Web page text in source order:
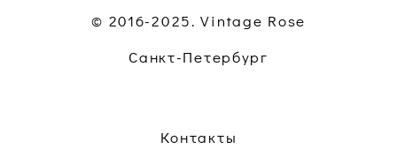
© 2016-2025. Vintage Rose
Санкт-Петербург
Контакты